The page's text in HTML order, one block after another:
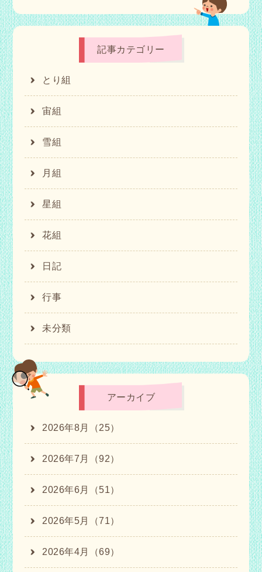
記事カテゴリー
とり組
宙組
雪組
月組
星組
花組
日記
行事
未分類
アーカイブ
2026年8月（25）
2026年7月（92）
2026年6月（51）
2026年5月（71）
2026年4月（69）